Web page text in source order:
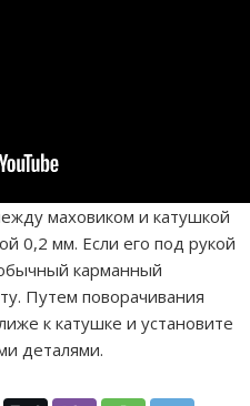
маховиком и катушкой
0,2 мм. Если его под рукой
карманный
Путем поворачивания
к катушке и установите
деталями.